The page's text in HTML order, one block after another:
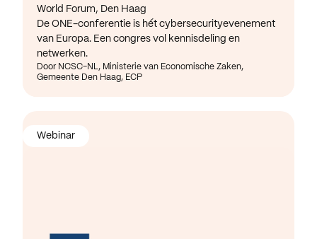
World Forum, Den Haag
De ONE-conferentie is hét cybersecurityevenement
van Europa. Een congres vol kennisdeling en
netwerken.
Door NCSC-NL, Ministerie van Economische Zaken,
Gemeente Den Haag, ECP
Webinar